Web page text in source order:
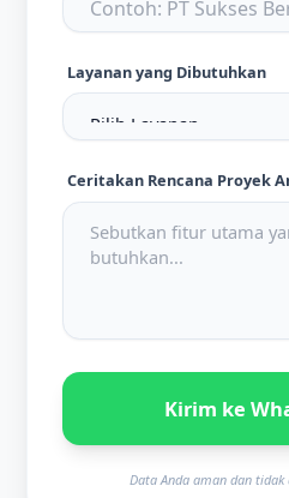
Layanan yang Dibutuhkan
Ceritakan Rencana Proyek
Kirim ke
Data Anda aman dan tidak